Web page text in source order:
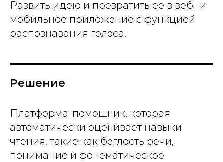
Развить идею и превратить ее в веб- и
мобильное приложение с функцией
распознавания голоса.
Решение
Платформа-помощник, которая
автоматически оценивает навыки
чтения, такие как беглость речи,
понимание и фонематическое